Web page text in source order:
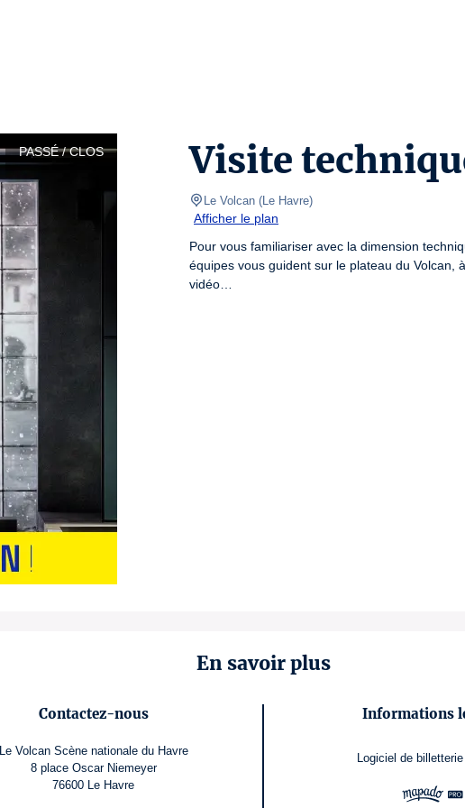
PASSÉ / CLOS Visite
Le Volcan (Le Havre)
Afficher le plan
Pour vous familiariser avec la dimension
équipes vous guident sur le plateau du Volcan,
vidéo…
En savoir plus
Contactez-nous
Le Volcan Scène nationale du Havre
8 place Oscar Niemeyer
76600 Le Havre
Informations
Logiciel de billetterie